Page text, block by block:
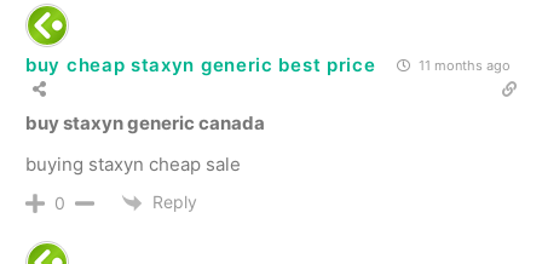
buy cheap staxyn generic best price 11 months ago
buy staxyn generic canada
buying staxyn cheap sale
0 Reply